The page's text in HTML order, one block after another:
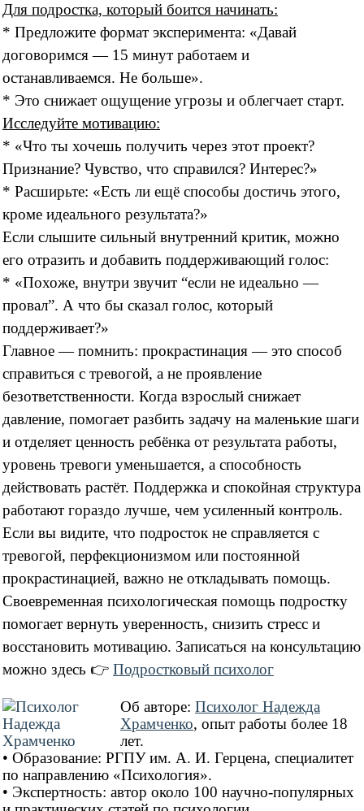
Для подростка, который боится начинать:
* Предложите формат эксперимента: «Давай
договоримся — 15 минут работаем и
останавливаемся. Не больше».
* Это снижает ощущение угрозы и облегчает старт.
Исследуйте мотивацию:
* «Что ты хочешь получить через этот проект?
Признание? Чувство, что справился? Интерес?»
* Расширьте: «Есть ли ещё способы достичь этого,
кроме идеального результата?»
Если слышите сильный внутренний критик, можно
его отразить и добавить поддерживающий голос:
* «Похоже, внутри звучит “если не идеально —
провал”. А что бы сказал голос, который
поддерживает?»
Главное — помнить: прокрастинация — это способ
справиться с тревогой, а не проявление
безответственности. Когда взрослый снижает
давление, помогает разбить задачу на маленькие шаги
и отделяет ценность ребёнка от результата работы,
уровень тревоги уменьшается, а способность
действовать растёт. Поддержка и спокойная структура
работают гораздо лучше, чем усиленный контроль.
Если вы видите, что подросток не справляется с
тревогой, перфекционизмом или постоянной
прокрастинацией, важно не откладывать помощь.
Своевременная психологическая помощь подростку
помогает вернуть уверенность, снизить стресс и
восстановить мотивацию. Записаться на консультацию
можно здесь 👉 Подростковый психолог
Об авторе: Психолог Надежда
Храмченко, опыт работы более 18
лет.
• Образование: РГПУ им. А. И. Герцена, специалитет
по направлению «Психология».
• Экспертность: автор около 100 научно-популярных